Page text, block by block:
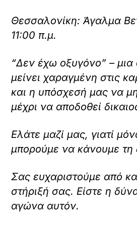
Θεσσαλονίκη: Άγαλμα
11:00 π.μ.
“Δεν έχω οξυγόνο” –
μείνει χαραγμένη στις
και η υπόσχεσή μας να
μέχρι να αποδοθεί
Ελάτε μαζί μας, γιατί
μπορούμε να κάνουμε τη
Σας ευχαριστούμε από
στήριξή σας. Είστε η
αγώνα αυτόν.